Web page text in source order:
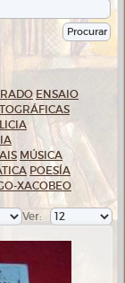
ENSAIO
MÚSICA
POESÍA
XACOBEO
Ver: